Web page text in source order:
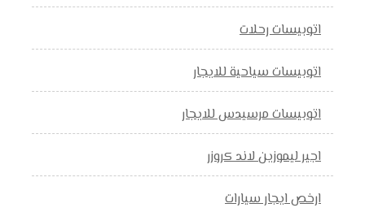
اتوبيسات رحلات
اتوبيسات سياحية للايجار
اتوبيسات مرسيدس للايجار
اجير ليموزين لاند كروزر
ارخص ايجار سيارات